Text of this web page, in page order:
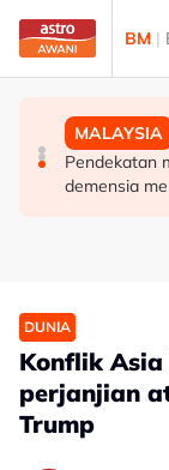
Skip to main content
BM |
DUNIA
Kebakaran
sokongan
DUNIA
Jerman
kepada
MALAYSIA
Pendekatan
demensia
DUNIA
Konflik
perjanjian
Trump